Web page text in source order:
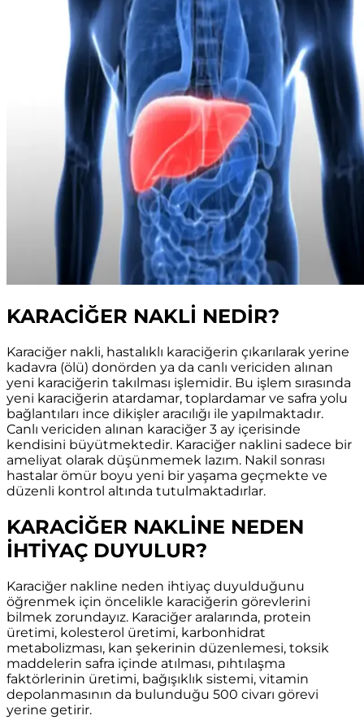
KARACİĞER NAKLİ NEDİR?
Karaciğer nakli, hastalıklı karaciğerin çıkarılarak yerine
kadavra (ölü) donörden ya da canlı vericiden alınan
yeni karaciğerin takılması işlemidir. Bu işlem sırasında
yeni karaciğerin atardamar, toplardamar ve safra yolu
bağlantıları ince dikişler aracılığı ile yapılmaktadır.
Canlı vericiden alınan karaciğer 3 ay içerisinde
kendisini büyütmektedir. Karaciğer naklini sadece bir
ameliyat olarak düşünmemek lazım. Nakil sonrası
hastalar ömür boyu yeni bir yaşama geçmekte ve
düzenli kontrol altında tutulmaktadırlar.
KARACİĞER NAKLİNE NEDEN
İHTİYAÇ DUYULUR?
Karaciğer nakline neden ihtiyaç duyulduğunu
öğrenmek için öncelikle karaciğerin görevlerini
bilmek zorundayız. Karaciğer aralarında, protein
üretimi, kolesterol üretimi, karbonhidrat
metabolizması, kan şekerinin düzenlemesi, toksik
maddelerin safra içinde atılması, pıhtılaşma
faktörlerinin üretimi, bağışıklık sistemi, vitamin
depolanmasının da bulunduğu 500 civarı görevi
yerine getirir.